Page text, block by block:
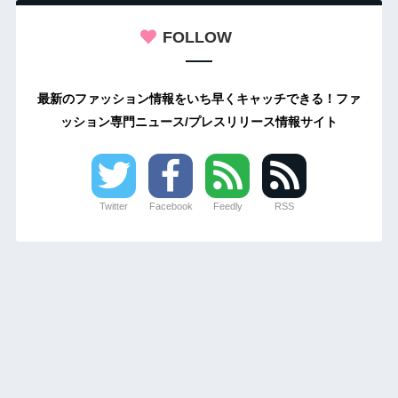
FOLLOW
最新のファッション情報をいち早くキャッチできる！ファ
ッション専門ニュース/プレスリリース情報サイト
Twitter Facebook Feedly RSS